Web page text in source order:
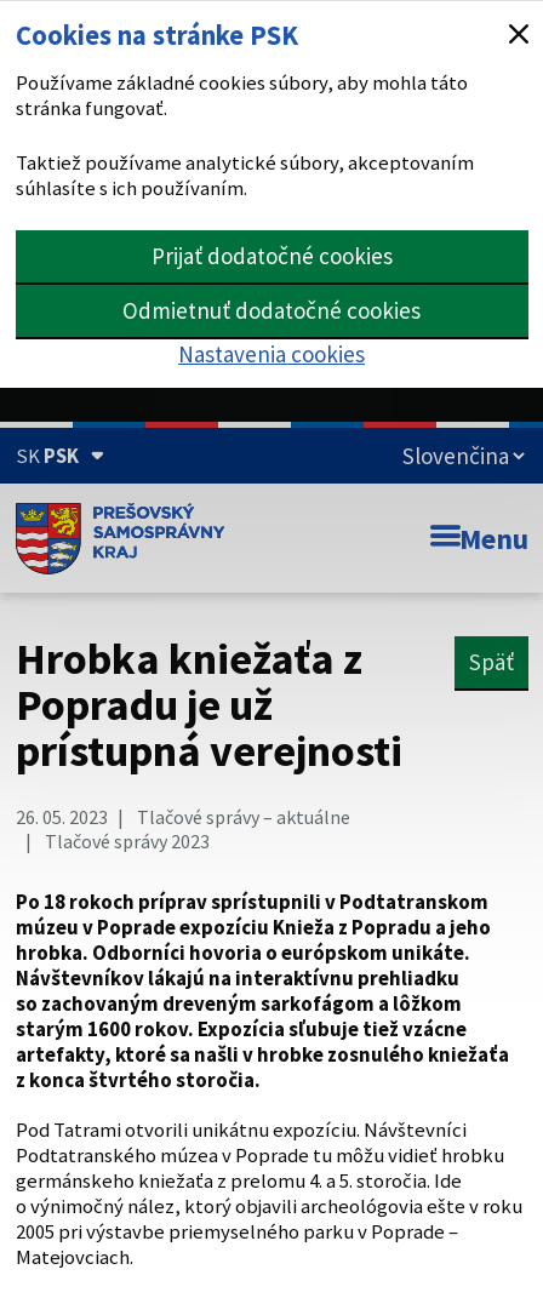
Cookies na stránke PSK
Používame základné cookies súbory, aby mohla táto
stránka fungovať.
Taktiež používame analytické súbory, akceptovaním
súhlasíte s ich používaním.
Prijať dodatočné cookies
Odmietnuť dodatočné cookies
Nastavenia cookies
SKPSK
Doména psk.sk je oficiálna
Toto je oficiálna webová stránka Prešovského
Táto stránka je zabezpečená
Buďte pozorní a vždy sa uistite, že zdieľate informácie iba
cez zabezpečenú webovú stránku. Zabezpečená stránka
Menu
Hrobka kniežaťa z
Popradu je už
prístupná verejnosti
Späť
26. 05. 2023
Tlačové správy – aktuálne
Tlačové správy 2023
Po 18 rokoch príprav sprístupnili v Podtatranskom
múzeu v Poprade expozíciu Knieža z Popradu a jeho
hrobka. Odborníci hovoria o európskom unikáte.
Návštevníkov lákajú na interaktívnu prehliadku
so zachovaným dreveným sarkofágom a lôžkom
starým 1600 rokov. Expozícia sľubuje tiež vzácne
artefakty, ktoré sa našli v hrobke zosnulého kniežaťa
z konca štvrtého storočia.
Pod Tatrami otvorili unikátnu expozíciu. Návštevníci
Podtatranského múzea v Poprade tu môžu vidieť hrobku
germánskeho kniežaťa z prelomu 4. a 5. storočia. Ide
o výnimočný nález, ktorý objavili archeológovia ešte v roku
2005 pri výstavbe priemyselného parku v Poprade –
Matejovciach.